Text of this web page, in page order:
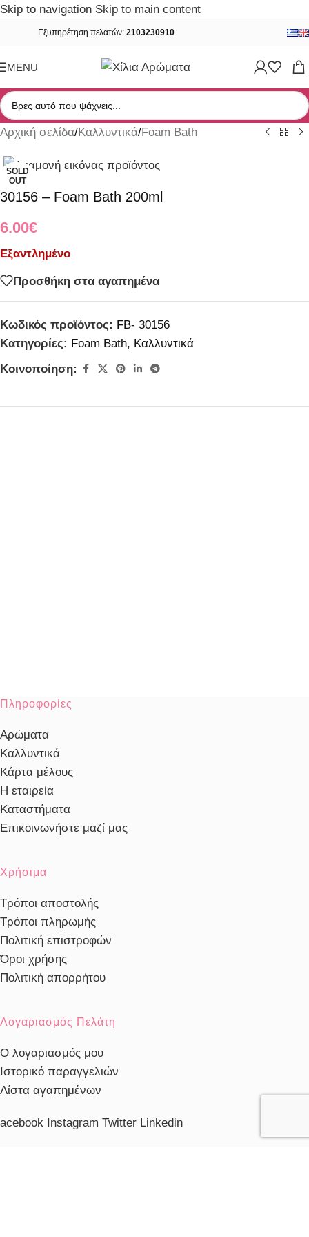
Skip to navigation Skip to main content
Εξυπηρέτηση πελατών: 2103230910
MENU
Αρχική σελίδα/Καλλυντικά/Foam Bath
SOLD
OUT
30156 – Foam Bath 200ml
6.00€
Εξαντλημένο
Προσθήκη στα αγαπημένα
Κωδικός προϊόντος: FB- 30156
Κατηγορίες: Foam Bath, Καλλυντικά
Κοινοποίηση:
Πληροφορίες
Αρώματα
Καλλυντικά
Κάρτα μέλους
Η εταιρεία
Καταστήματα
Επικοινωνήστε μαζί μας
Χρήσιμα
Τρόποι αποστολής
Τρόποι πληρωμής
Πολιτική επιστροφών
Όροι χρήσης
Πολιτική απορρήτου
Λογαριασμός Πελάτη
Ο λογαριασμός μου
Ιστορικό παραγγελιών
Λίστα αγαπημένων
Instagram Twitter Linkedin